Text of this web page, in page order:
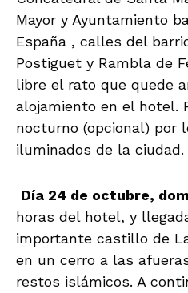
Mayor y Ayuntamiento
España , calles del
Postiguet y Rambla de
libre el rato que quede
alojamiento en el hotel.
nocturno (opcional) por
iluminados de la ciudad.
Día 24 de octubre,
horas del hotel, y
importante castillo de
en un cerro a las
restos islámicos. A